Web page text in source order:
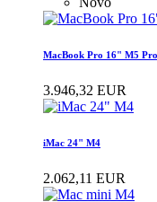
MacBook Pro 16" M5
3.946,32 EUR
iMac 24" M4
2.062,11 EUR